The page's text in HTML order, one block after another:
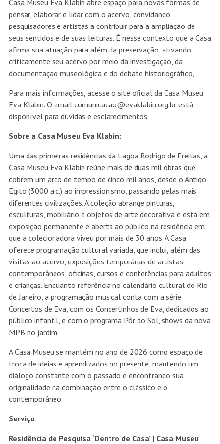
Casa Museu Eva Klabin abre espaço para novas formas de
pensar, elaborar e lidar com o acervo, convidando
pesquisadores e artistas a contribuir para a ampliação de
seus sentidos e de suas leituras. É nesse contexto que a Casa
afirma sua atuação para além da preservação, ativando
criticamente seu acervo por meio da investigação, da
documentação museológica e do debate historiográfico,
Para mais informações, acesse o site oficial da Casa Museu
Eva Klabin. O email comunicacao@evaklabin.org.br está
disponível para dúvidas e esclarecimentos.
Sobre a Casa Museu Eva Klabin:
Uma das primeiras residências da Lagoa Rodrigo de Freitas, a
Casa Museu Eva Klabin reúne mais de duas mil obras que
cobrem um arco de tempo de cinco mil anos, desde o Antigo
Egito (3000 a.c.) ao impressionismo, passando pelas mais
diferentes civilizações. A coleção abrange pinturas,
esculturas, mobiliário e objetos de arte decorativa e está em
exposição permanente e aberta ao público na residência em
que a colecionadora viveu por mais de 30 anos. A Casa
oferece programação cultural variada, que inclui, além das
visitas ao acervo, exposições temporárias de artistas
contemporâneos, oficinas, cursos e conferências para adultos
e crianças. Enquanto referência no calendário cultural do Rio
de Janeiro, a programação musical conta com a série
Concertos de Eva, com os Concertinhos de Eva, dedicados ao
público infantil, e com o programa Pôr do Sol, shows da nova
MPB no jardim.
A Casa Museu se mantém no ano de 2026 como espaço de
troca de ideias e aprendizados no presente, mantendo um
diálogo constante com o passado e encontrando sua
originalidade na combinação entre o clássico e o
contemporâneo.
Serviço
Residência de Pesquisa ‘Dentro de Casa’ | Casa Museu